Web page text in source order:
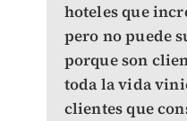
hoteles que
pero no puede
porque son
toda la vida
clientes que